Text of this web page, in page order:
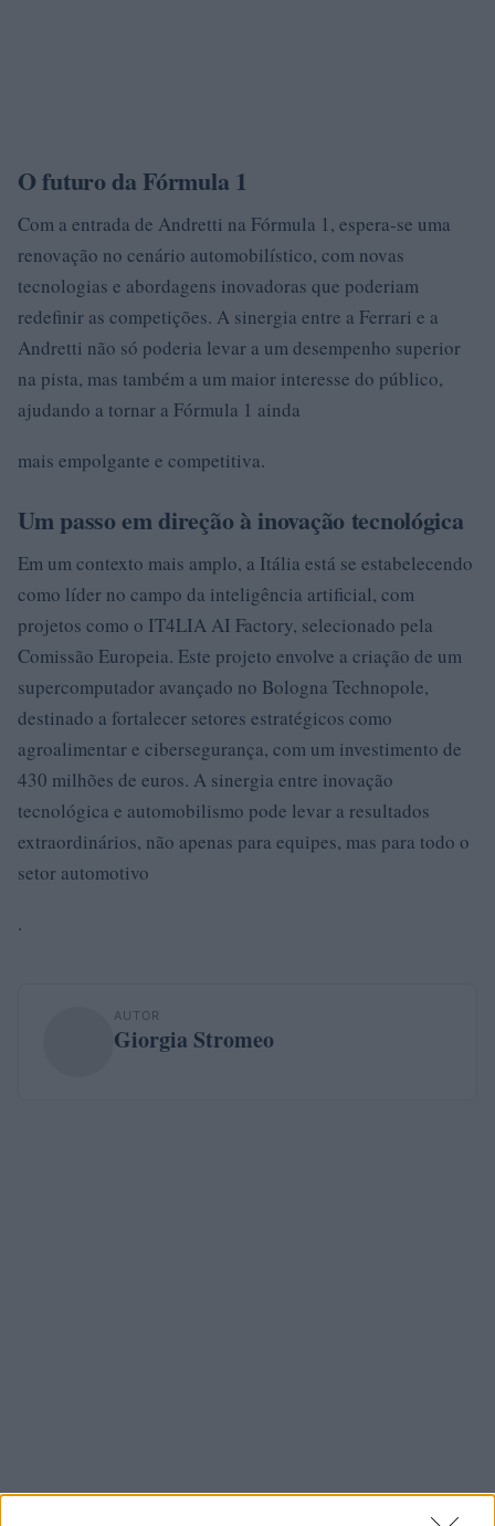
O futuro da Fórmula 1
Com a entrada de Andretti na Fórmula 1, espera-se uma
renovação no cenário automobilístico, com novas
tecnologias e abordagens inovadoras que poderiam
redefinir as competições. A sinergia entre a Ferrari e a
Andretti não só poderia levar a um desempenho superior
na pista, mas também a um maior interesse do público,
ajudando a tornar a Fórmula 1 ainda
mais empolgante e competitiva.
Um passo em direção à inovação tecnológica
Em um contexto mais amplo, a Itália está se estabelecendo
como líder no campo da inteligência artificial, com
projetos como o IT4LIA AI Factory, selecionado pela
Comissão Europeia. Este projeto envolve a criação de um
supercomputador avançado no Bologna Technopole,
destinado a fortalecer setores estratégicos como
agroalimentar e cibersegurança, com um investimento de
430 milhões de euros. A sinergia entre inovação
tecnológica e automobilismo pode levar a resultados
extraordinários, não apenas para equipes, mas para todo o
setor automotivo
.
AUTOR
Giorgia Stromeo